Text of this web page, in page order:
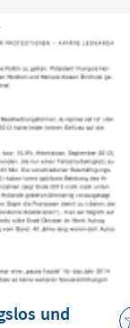
von
de pollution“
wurde die Ge-
Périphérique
h gesenkt.
und